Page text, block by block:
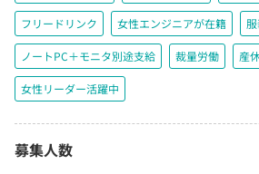
フリードリンク 女性エンジニアが在籍
ノートPC＋モニタ別途支給 裁量労働 産
女性リーダー活躍中
募集人数